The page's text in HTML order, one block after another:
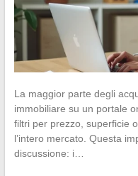
La maggior parte degli
immobiliare su un portale
filtri per prezzo, superficie
l’intero mercato. Questa
discussione: i…